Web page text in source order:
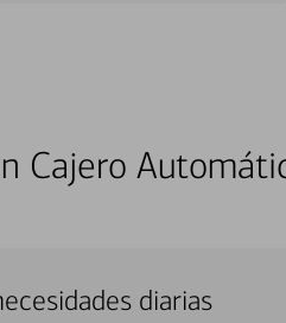
Cajero
diarias